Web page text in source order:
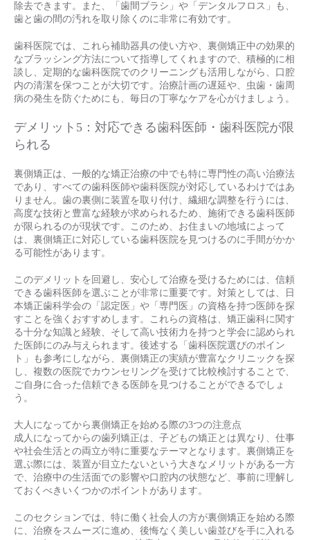
除去できます。また、「歯間ブラシ」や「デンタルフロス」も、
歯と歯の間の汚れを取り除くのに非常に有効です。
歯科医院では、これら補助器具の使い方や、裏側矯正中の効果的
なブラッシング方法について指導してくれますので、積極的に相
談し、定期的な歯科医院でのクリーニングも活用しながら、口腔
内の清潔を保つことが大切です。治療計画の遅延や、虫歯・歯周
病の発生を防ぐためにも、毎日の丁寧なケアを心がけましょう。
デメリット5：対応できる歯科医師・歯科医院が限
られる
裏側矯正は、一般的な矯正治療の中でも特に専門性の高い治療法
であり、すべての歯科医師や歯科医院が対応しているわけではあ
りません。歯の裏側に装置を取り付け、繊細な調整を行うには、
高度な技術と豊富な経験が求められるため、施術できる歯科医師
が限られるのが現状です。このため、お住まいの地域によって
は、裏側矯正に対応している歯科医院を見つけるのに手間がかか
る可能性があります。
このデメリットを回避し、安心して治療を受けるためには、信頼
できる歯科医師を選ぶことが非常に重要です。対策としては、日
本矯正歯科学会の「認定医」や「専門医」の資格を持つ医師を探
すことを強くおすすめします。これらの資格は、矯正歯科に関す
る十分な知識と経験、そして高い技術力を持つと学会に認められ
た医師にのみ与えられます。後述する「歯科医院選びのポイン
ト」も参考にしながら、裏側矯正の実績が豊富なクリニックを探
し、複数の医院でカウンセリングを受けて比較検討することで、
ご自身に合った信頼できる医師を見つけることができるでしょ
う。
大人になってから裏側矯正を始める際の3つの注意点
成人になってからの歯列矯正は、子どもの矯正とは異なり、仕事
や社会生活との両立が特に重要なテーマとなります。裏側矯正を
選ぶ際には、装置が目立たないという大きなメリットがある一方
で、治療中の生活面での影響や口腔内の状態など、事前に理解し
ておくべきいくつかのポイントがあります。
このセクションでは、特に働く社会人の方が裏側矯正を始める際
に、治療をスムーズに進め、後悔なく美しい歯並びを手に入れる